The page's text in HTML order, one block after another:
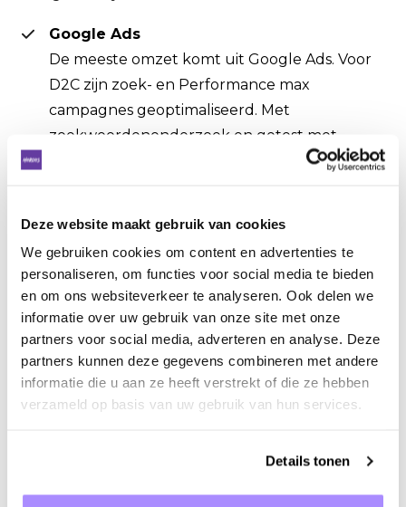
Deze website maakt gebruik van cookies
We gebruiken cookies om content en advertenties te
personaliseren, om functies voor social media te bieden
en om ons websiteverkeer te analyseren. Ook delen we
informatie over uw gebruik van onze site met onze
partners voor social media, adverteren en analyse. Deze
partners kunnen deze gegevens combineren met andere
informatie die u aan ze heeft verstrekt of die ze hebben
verzameld op basis van uw gebruik van hun services.
Details tonen
Google Ads
De meeste omzet komt uit Google Ads. Voor
D2C zijn zoek- en Performance max
campagnes geoptimaliseerd. Met
zoekwoordenonderzoek en getest met
targeting hebben we de zichtbaarheid in de
Meta Ads
Facebook- en Instagramcampagnes
verbeterd met sterke visuals en nieuwe
pakkende copy. Door een combinatie van
conversiecampagnes en remarketing hebben
we nieuwe klanten bereikt én bestaande
klanten teruggebracht naar de webshop.
Nieuwe e-mailflows opgezet voor B2B-leads.
Denk aan welkomflows en lead nurturing,